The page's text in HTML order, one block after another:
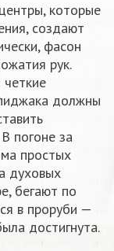
которые
создают
фасон
рук.
должны
погоне за
простых
духовых
бегают по
в проруби —
достигнута.